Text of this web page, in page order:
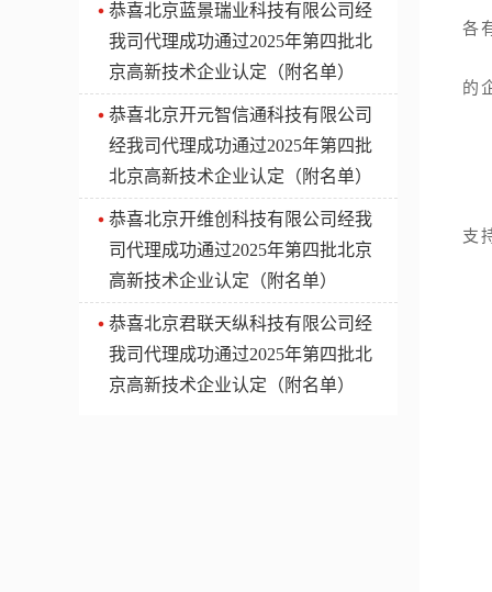
​恭喜北京蓝景瑞业科技有限公司经
我司代理成功通过2025年第四批北
京高新技术企业认定（附名单）
​恭喜北京开元智信通科技有限公司
经我司代理成功通过2025年第四批
北京高新技术企业认定（附名单）
​恭喜北京开维创科技有限公司经我
司代理成功通过2025年第四批北京
高新技术企业认定（附名单）
​恭喜北京君联天纵科技有限公司经
我司代理成功通过2025年第四批北
京高新技术企业认定（附名单）
各
的
支
1.
2.